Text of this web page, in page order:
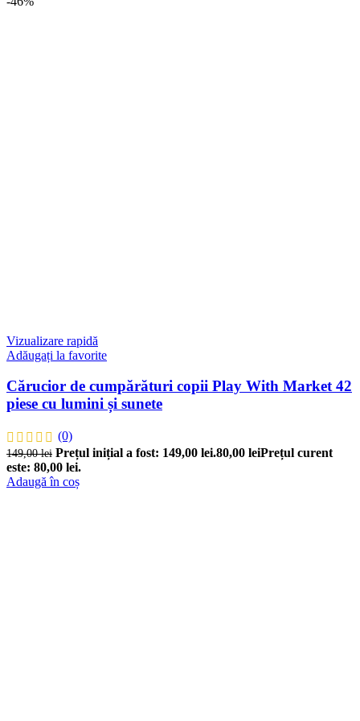
Vizualizare rapidă
Adăugați la favorite
Cărucior de cumpărături copii Play With Market 42
piese cu lumini și sunete
(0)
149,00lei Prețul inițial a fost: 149,00 lei.80,00 leiPrețul curent
este: 80,00 lei.
Adaugă în coș